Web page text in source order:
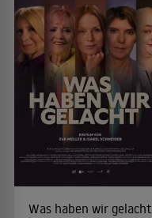
Was haben wir gelacht